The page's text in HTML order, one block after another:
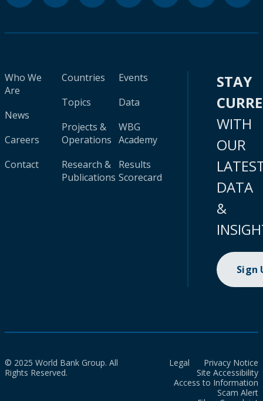
Who We
Are
News
Careers
Contact
Countries
Topics
Projects &
Operations
Research &
Publications
Events
Data
WBG
Academy
Results
Scorecard
STAY
WITH
OUR
DATA
&
Sign
© 2025 World Bank Group. All
Rights Reserved.
Legal
Privacy Notice
Site Accessibility
Access to Information
Scam Alert